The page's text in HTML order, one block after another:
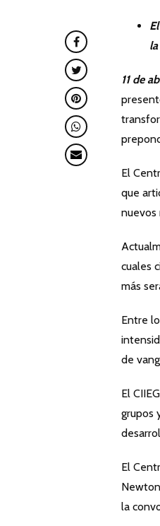
El Centro busca desarrollar nuevos productos, procesos y servicios que hagan más sostenible y efectiva
11 de
El
que
nuevos
cuales
más
Entre
de
El
grupos
El
la